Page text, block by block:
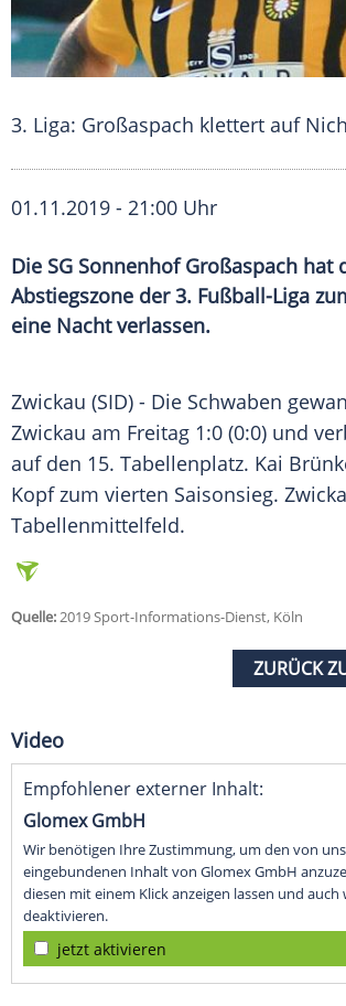
3. Liga: Großaspach klettert auf
01.11.2019 - 21:00 Uhr
Die SG Sonnenhof Großaspach hat
Abstiegszone der 3. Fußball-Liga
eine Nacht verlassen.
Zwickau (SID) - Die Schwaben
Zwickau am Freitag 1:0 (0:0) und
auf den 15. Tabellenplatz. Kai
Kopf zum vierten Saisonsieg.
Tabellenmittelfeld.
Quelle:2019 Sport-Informations-Dienst, Köln
ZURÜCK
Video
Empfohlener externer Inhalt:
Glomex GmbH
Wir benötigen Ihre Zustimmung, um den von
eingebundenen Inhalt von Glomex GmbH
diesen mit einem Klick anzeigen lassen und auch
deaktivieren.
jetzt aktivieren